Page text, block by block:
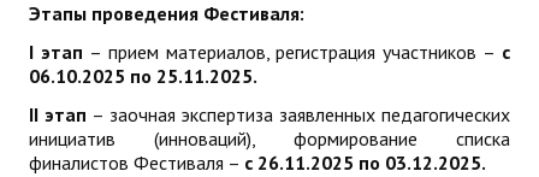
Этапы проведения Фестиваля:
I этап – прием материалов, регистрация участников – с
06.10.2025 по 25.11.2025.
II этап – заочная экспертиза заявленных педагогических
инициатив (инноваций), формирование списка
финалистов Фестиваля – с 26.11.2025 по 03.12.2025.